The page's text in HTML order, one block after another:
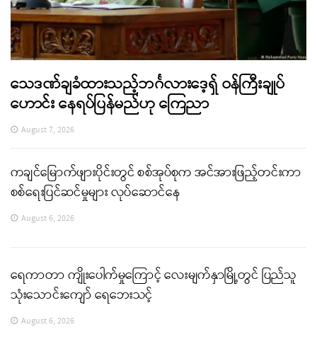
သေဒဏ်ချခံထားသည့်ဘင်္ဂလားဒေ့ရှ် ဝန်ကြီးချုပ်
ဟောင်း နေရပ်ပြန်မည်ဟု ကြေညာ
August 7, 2026
ကချင်မြောက်ဖျားပိုင်းတွင် စစ်အုပ်စုက အင်အားဖြည့်တင်းကာ
စစ်ရေးပြင်ဆင်မှုများ လုပ်ဆောင်နေ
August 6, 2026
ရေကာတာ ကျိုးပေါက်မှုကြောင့် လေးမျက်နှာမြို့တွင် ပြည်သူ
သုံးသောင်းကျော် ရေဘေးသင့်
August 6, 2026